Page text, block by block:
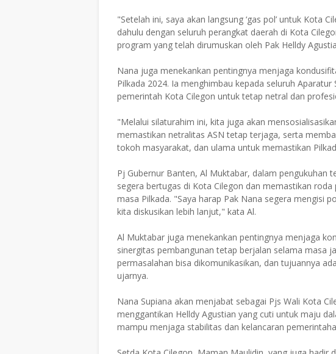
"Setelah ini, saya akan langsung ‘gas pol’ untuk Kota
dahulu dengan seluruh perangkat daerah di Kota
program yang telah dirumuskan oleh Pak Helldy
Nana juga menekankan pentingnya menjaga
Pilkada 2024. Ia menghimbau kepada seluruh Aparatur
pemerintah Kota Cilegon untuk tetap netral dan
"Melalui silaturahim ini, kita juga akan
memastikan netralitas ASN tetap terjaga, serta
tokoh masyarakat, dan ulama untuk memastikan
Pj Gubernur Banten, Al Muktabar, dalam pengukuhan
segera bertugas di Kota Cilegon dan memastikan
masa Pilkada. "Saya harap Pak Nana segera mengisi
kita diskusikan lebih lanjut," kata Al.
Al Muktabar juga menekankan pentingnya menjaga
sinergitas pembangunan tetap berjalan selama masa
permasalahan bisa dikomunikasikan, dan tujuannya
ujarnya.
Nana Supiana akan menjabat sebagai Pjs Wali Kota
menggantikan Helldy Agustian yang cuti untuk maju
mampu menjaga stabilitas dan kelancaran